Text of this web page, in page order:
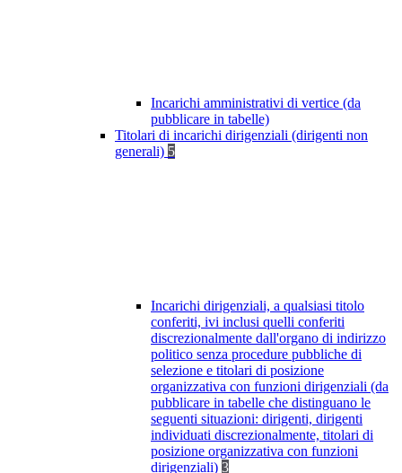
Incarichi amministrativi di vertice (da
pubblicare in tabelle)
Titolari di incarichi dirigenziali (dirigenti non
generali) 5
Incarichi dirigenziali, a qualsiasi titolo
conferiti, ivi inclusi quelli conferiti
discrezionalmente dall'organo di indirizzo
politico senza procedure pubbliche di
selezione e titolari di posizione
organizzativa con funzioni dirigenziali (da
pubblicare in tabelle che distinguano le
seguenti situazioni: dirigenti, dirigenti
individuati discrezionalmente, titolari di
posizione organizzativa con funzioni
dirigenziali) 3